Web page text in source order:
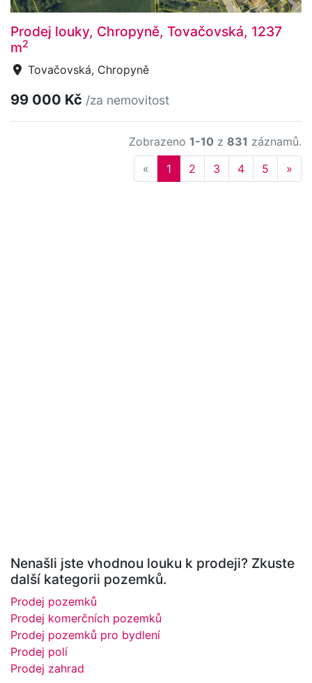
Prodej louky, Chropyně, Tovačovská, 1237
m2
Tovačovská, Chropyně
99 000 Kč /za nemovitost
Zobrazeno 1-10 z 831 záznamů.
« Previous
1 2 3 4 5 »
Nenašli jste vhodnou louku k prodeji? Zkuste
další kategorii pozemků.
Prodej pozemků
Prodej komerčních pozemků
Prodej pozemků pro bydlení
Prodej polí
Prodej zahrad